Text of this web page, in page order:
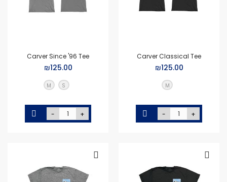
Carver Classical Tee
₪125.00
M
- +
Carver Since '96 Tee
₪125.00
S
M
- +